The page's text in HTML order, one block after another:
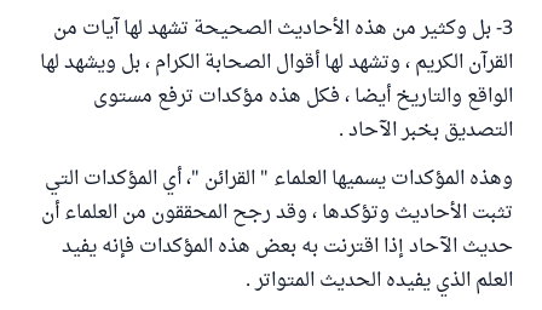
3- بل وكثير من هذه الأحاديث الصحيحة تشهد لها آيات من
القرآن الكريم ، وتشهد لها أقوال الصحابة الكرام ، بل ويشهد لها
الواقع والتاريخ أيضا ، فكل هذه مؤكدات ترفع مستوى
التصديق بخبر الآحاد .
وهذه المؤكدات يسميها العلماء " القرائن "، أي المؤكدات التي
تثبت الأحاديث وتؤكدها ، وقد رجح المحققون من العلماء أن
حديث الآحاد إذا اقترنت به بعض هذه المؤكدات فإنه يفيد
العلم الذي يفيده الحديث المتواتر .